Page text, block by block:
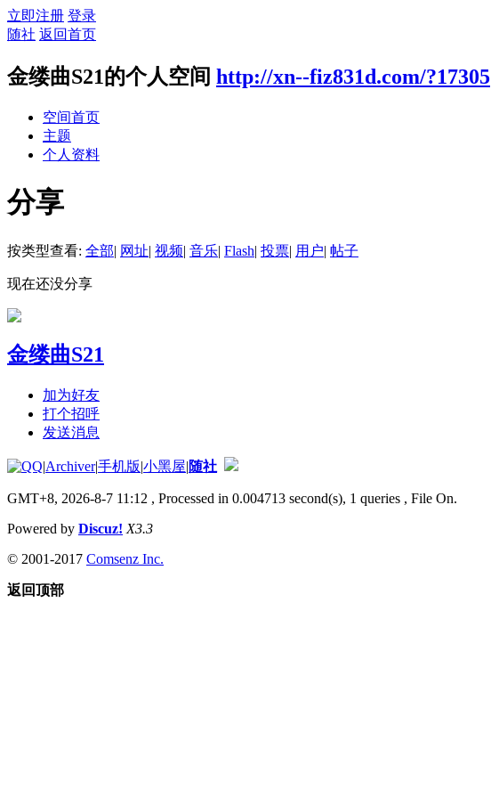
立即注册 登录
随社 返回首页
金缕曲S21的个人空间 http://xn--fiz831d.com/?17305
空间首页
主题
个人资料
分享
按类型查看: 全部| 网址| 视频| 音乐| Flash| 投票| 用户| 帖子
现在还没分享
金缕曲S21
加为好友
打个招呼
发送消息
|Archiver|手机版|小黑屋|随社
GMT+8, 2026-8-7 11:12 , Processed in 0.004713 second(s), 1 queries , File On.
Powered by Discuz! X3.3
© 2001-2017 Comsenz Inc.
返回顶部